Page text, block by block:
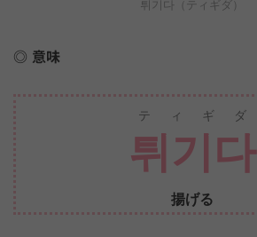
튀기다（ティギダ）
意味
튀기다
ティギダ
揚げる